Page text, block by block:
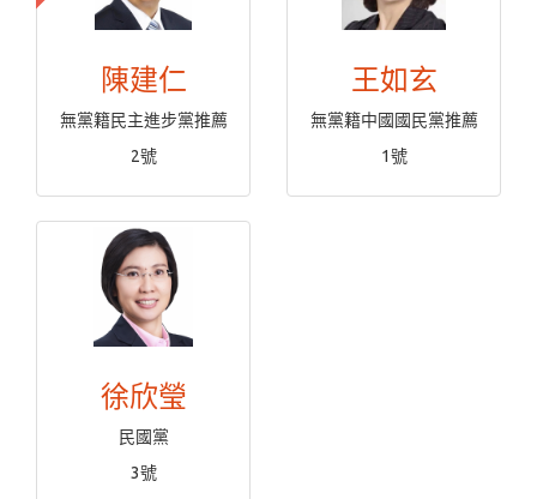
陳建仁
無黨籍民主進步黨推薦
2號
王如玄
無黨籍中國國民黨推薦
1號
徐欣瑩
民國黨
3號